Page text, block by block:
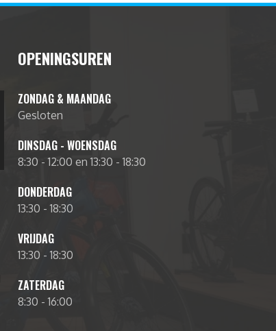
OPENINGSUREN
ZONDAG & MAANDAG
Gesloten
DINSDAG - WOENSDAG
8:30 - 12:00 en 13:30 - 18:30
DONDERDAG
13:30 - 18:30
VRIJDAG
13:30 - 18:30
ZATERDAG
8:30 - 16:00